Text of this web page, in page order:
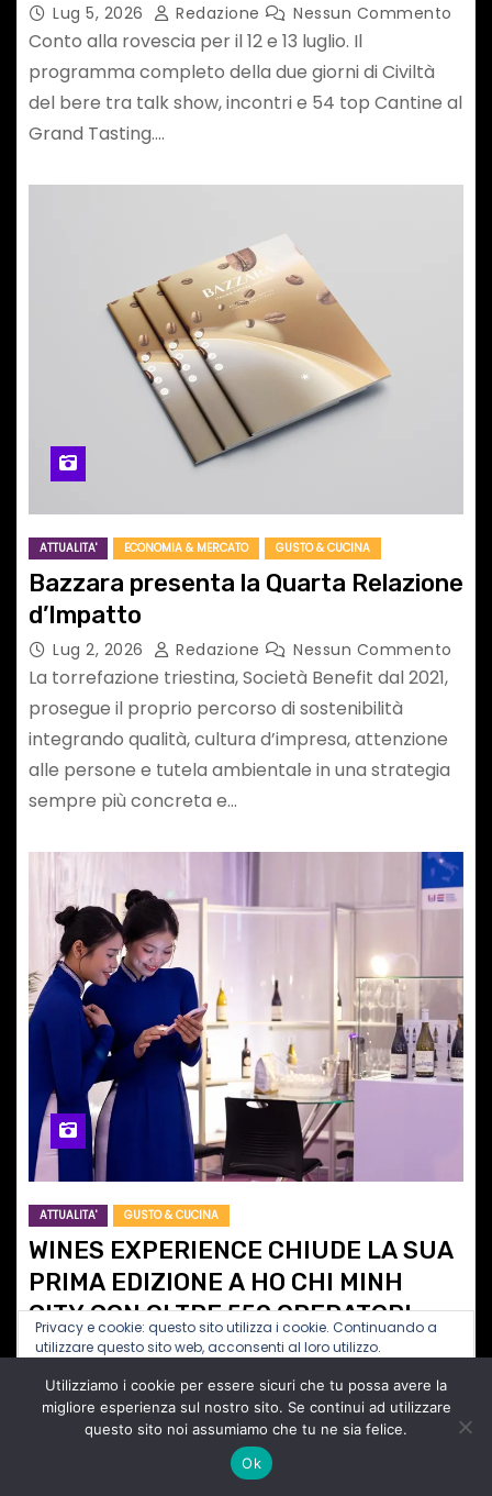
Lug 5, 2026 Redazione Nessun Commento
Conto alla rovescia per il 12 e 13 luglio. Il
programma completo della due giorni di Civiltà
del bere tra talk show, incontri e 54 top Cantine al
Grand Tasting.…
ATTUALITA' ECONOMIA & MERCATO GUSTO & CUCINA
Bazzara presenta la Quarta Relazione
d’Impatto
Lug 2, 2026 Redazione Nessun Commento
La torrefazione triestina, Società Benefit dal 2021,
prosegue il proprio percorso di sostenibilità
integrando qualità, cultura d’impresa, attenzione
alle persone e tutela ambientale in una strategia
sempre più concreta e…
ATTUALITA' GUSTO & CUCINA
WINES EXPERIENCE CHIUDE LA SUA
PRIMA EDIZIONE A HO CHI MINH
CITY CON OLTRE 550 OPERATORI
QUALIFICATI
Lug 1, 2026 Redazione Nessun Commento
Buyer provenienti da Vietnam, Thailandia,
Singapore, Malesia, Indonesia, Cambogia e Laos
hanno incontrato oltre 80 produttori italiani in due
giornate dedicate a business, formazione e
Utilizziamo i cookie per essere sicuri che tu possa avere la
migliore esperienza sul nostro sito. Se continui ad utilizzare
questo sito noi assumiamo che tu ne sia felice.
Ok
Privacy e cookie: questo sito utilizza i cookie. Continuando a
utilizzare questo sito web, acconsenti al loro utilizzo.
Per ulteriori informazioni, anche sul controllo dei cookie, leggi
qui:Informativa sui cookie